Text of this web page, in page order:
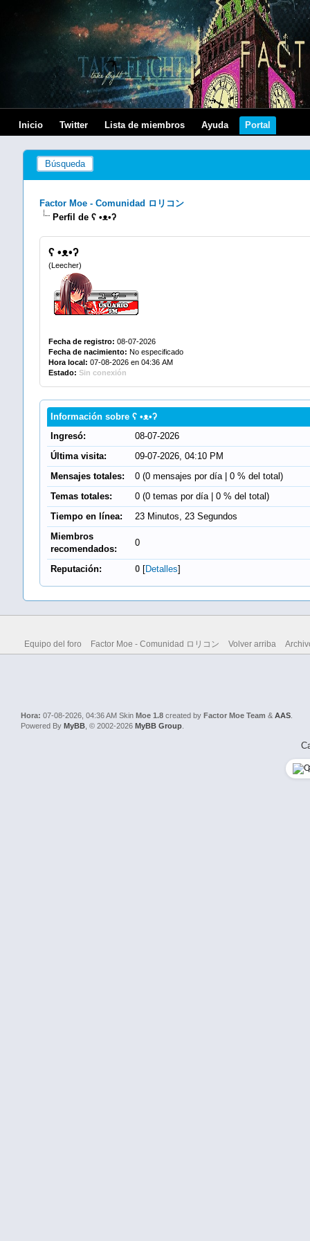
Inicio Twitter Lista de miembros Ayuda Portal
Búsqueda
Factor Moe - Comunidad ロリコン
Perfil de ʕ •ᴥ•ʔ
ʕ •ᴥ•ʔ
(Leecher)
Fecha de registro: 08-07-2026
Fecha de nacimiento: No especificado
Hora local: 07-08-2026 en 04:36 AM
Estado: Sin conexión
Información sobre ʕ •ᴥ•ʔ
Ingresó:
08-07-2026
Última visita:
09-07-2026, 04:10 PM
Mensajes totales:
0 (0 mensajes por día | 0 % del total)
Temas totales:
0 (0 temas por día | 0 % del total)
Tiempo en línea:
23 Minutos, 23 Segundos
Miembros
recomendados:
0
Reputación: 0 [Detalles]
Equipo del foro Factor Moe - Comunidad ロリコン Volver arriba
Hora: 07-08-2026, 04:36 AMSkin Moe 1.8 created by Factor Moe Team &AAS
Powered By MyBB , © 2002-2026 MyBB Group